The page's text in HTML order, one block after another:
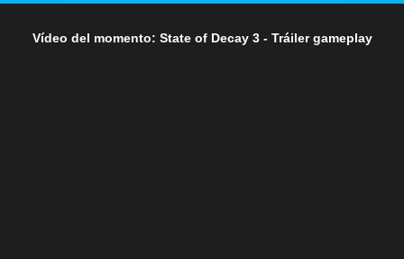
Vídeo del momento: State of Decay 3 - Tráiler gameplay